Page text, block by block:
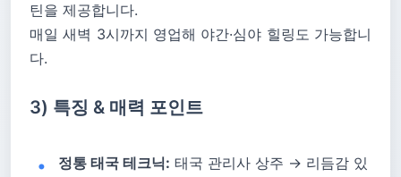
틴을 제공합니다.
매일 새벽 3시까지 영업해 야간·심야 힐링도 가능합니
다.
3) 특징 & 매력 포인트
정통 태국 테크닉: 태국 관리사 상주 → 리듬감 있